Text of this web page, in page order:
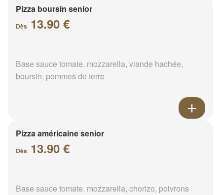
Pizza boursin senior
Dès 13.90 €
Base sauce tomate, mozzarella, viande hachée,
boursin, pommes de terre
Pizza américaine senior
Dès 13.90 €
Base sauce tomate, mozzarella, chorizo, poivrons